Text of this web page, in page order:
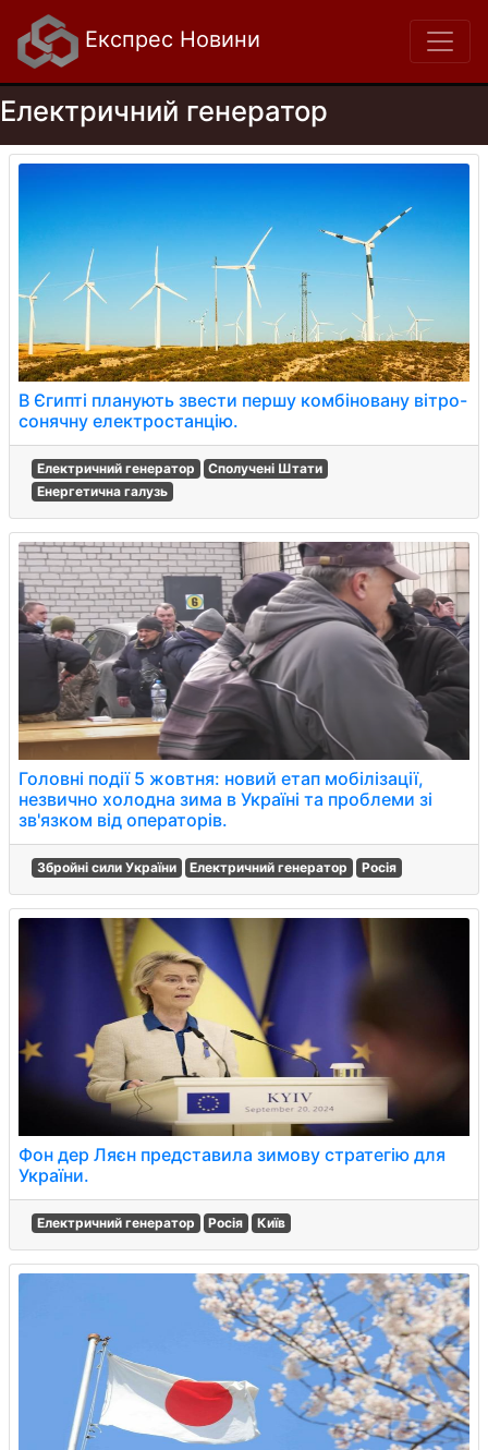
Експрес Новини
Електричний генератор
В Єгипті планують звести першу комбіновану вітро-
сонячну електростанцію.
Електричний генератор
Сполучені Штати
Енергетична галузь
Головні події 5 жовтня: новий етап мобілізації,
незвично холодна зима в Україні та проблеми зі
зв'язком від операторів.
Збройні сили України Електричний генератор Росія
Фон дер Ляєн представила зимову стратегію для
України.
Електричний генератор Росія Київ